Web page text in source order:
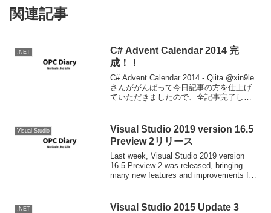
関連記事
.NET
C# Advent Calendar 2014 完
成！！
C# Advent Calendar 2014 - Qiita.@xin9le
さんががんばって今日記事の方を仕上げ
ていただきましたので、全記事完了し、
ありがとう。今年は...
Visual Studio
Visual Studio 2019 version 16.5
Preview 2リリース
Last week, Visual Studio 2019 version
16.5 Preview 2 was released, bringing
many new features and improvements for
.NET Visual Studio 2015 Update 3